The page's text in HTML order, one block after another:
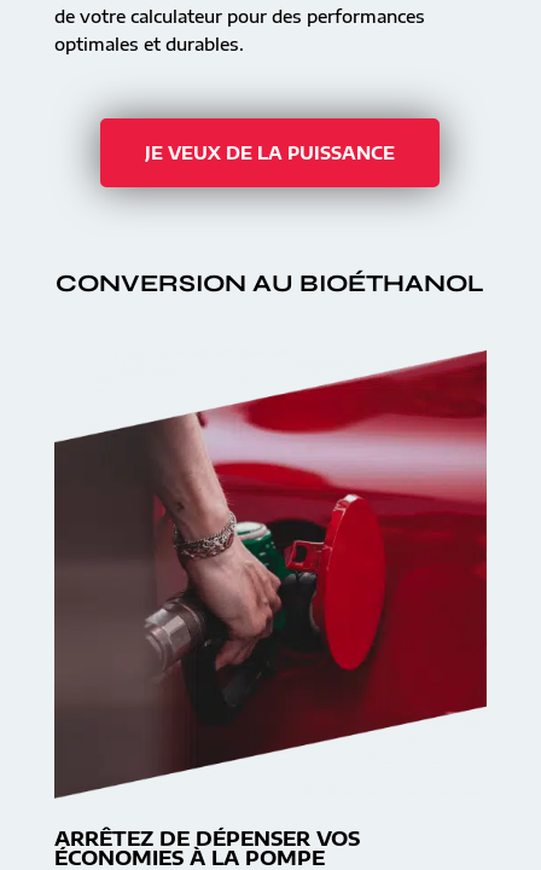
de votre calculateur pour des performances
optimales et durables.
JE VEUX DE LA PUISSANCE
CONVERSION AU BIOÉTHANOL
ARRÊTEZ DE DÉPENSER VOS
ÉCONOMIES À LA POMPE